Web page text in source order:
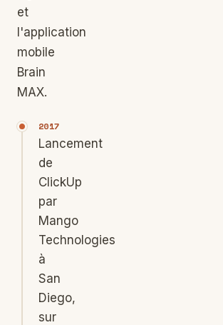
et
l'application
mobile
Brain
MAX.
2017
Lancement
de
ClickUp
par
Mango
Technologies
à
San
Diego,
sur